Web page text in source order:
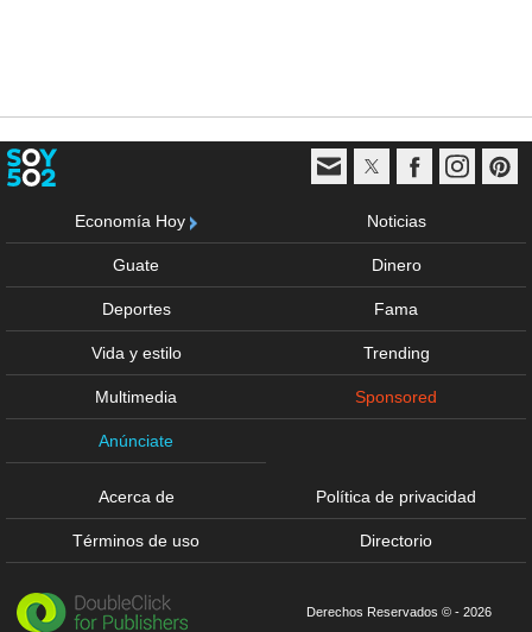
Economía Hoy Noticias
Guate Dinero
Deportes Fama
Vida y estilo Trending
Multimedia Sponsored
Anúnciate
Acerca de Política de privacidad
Términos de uso Directorio
Derechos Reservados © - 2026